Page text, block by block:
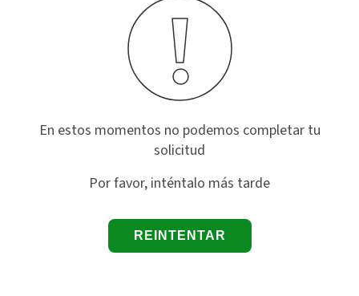
En estos momentos no podemos completar tu
solicitud
Por favor, inténtalo más tarde
REINTENTAR